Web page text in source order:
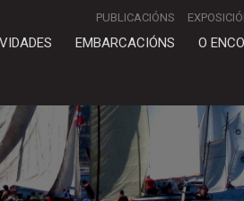
PUBLICACIÓNS
EMBARCACIÓNS O